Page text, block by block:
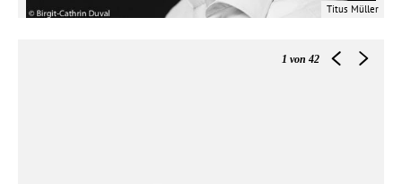
Titus Müller
1 von 42